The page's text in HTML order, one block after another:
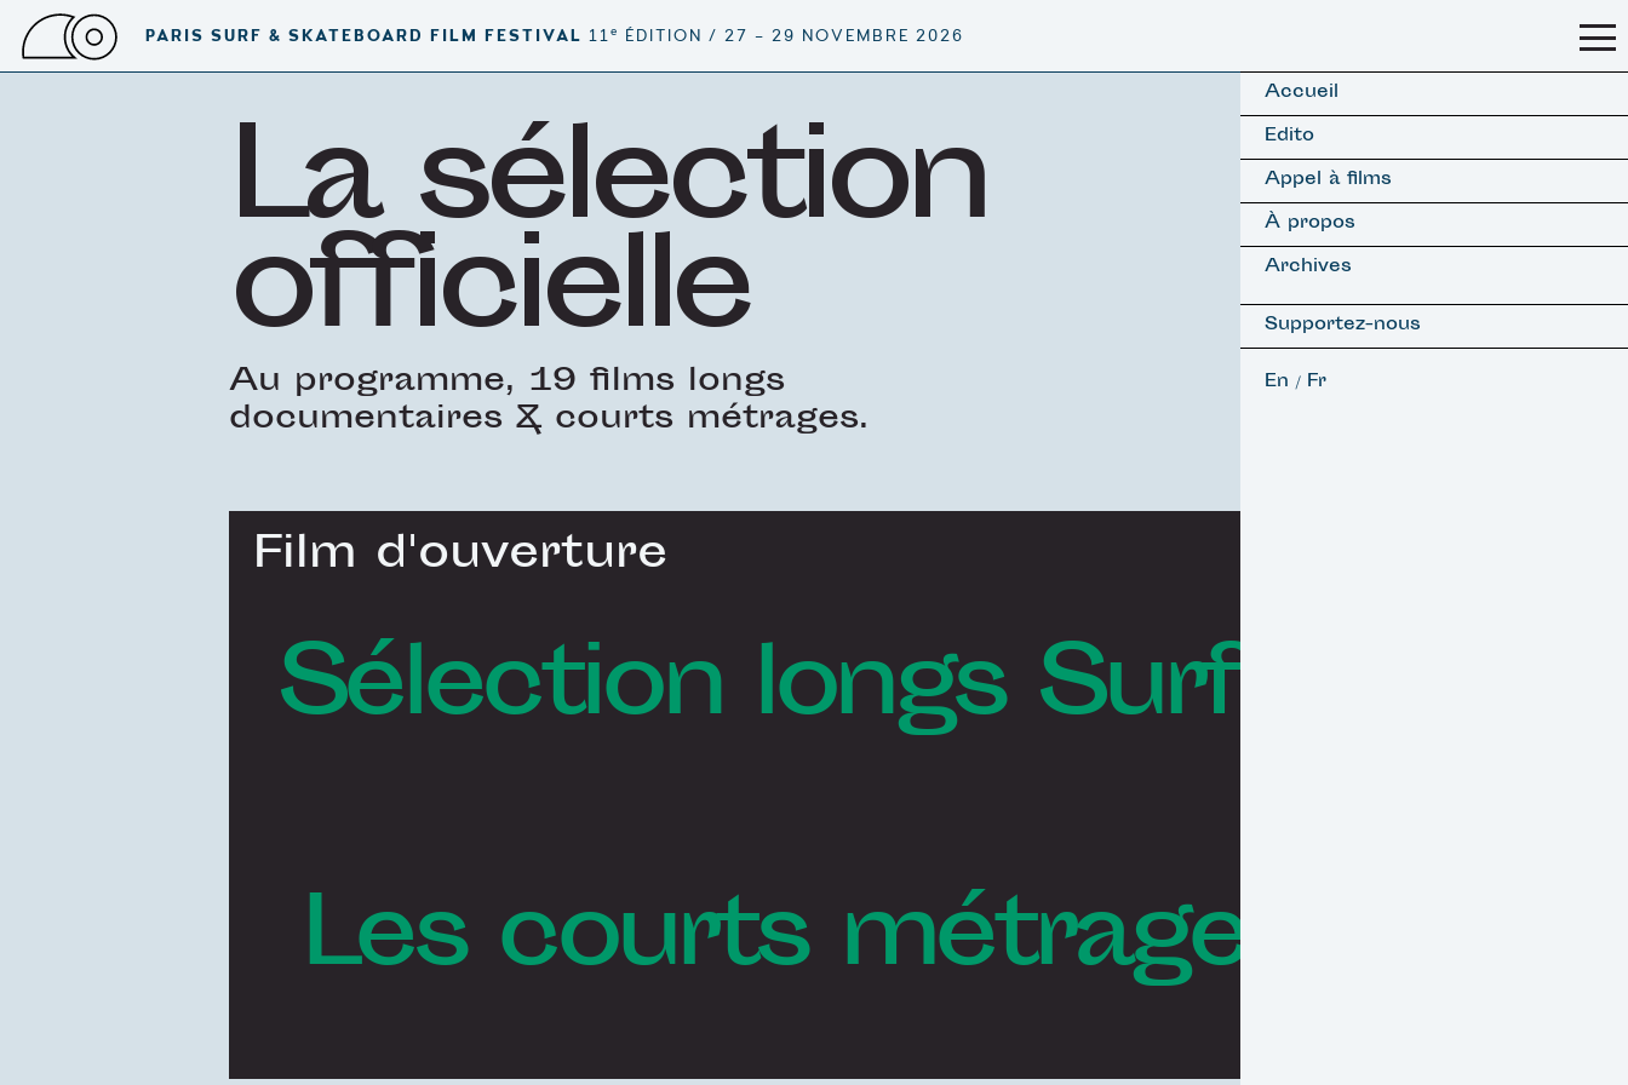
PARIS SURF & SKATEBOARD FILM FESTIVAL 11e ÉDITION / 27 – 29 NOVEMBRE 2026
Accueil
Edito
Appel à films
À propos
Archives
Supportez-nous
En / Fr
La sélection
officielle
Au programme, 19 films longs
documentaires & courts métrages.
Film d'ouverture
Sélection longs Surf
Les courts métrages